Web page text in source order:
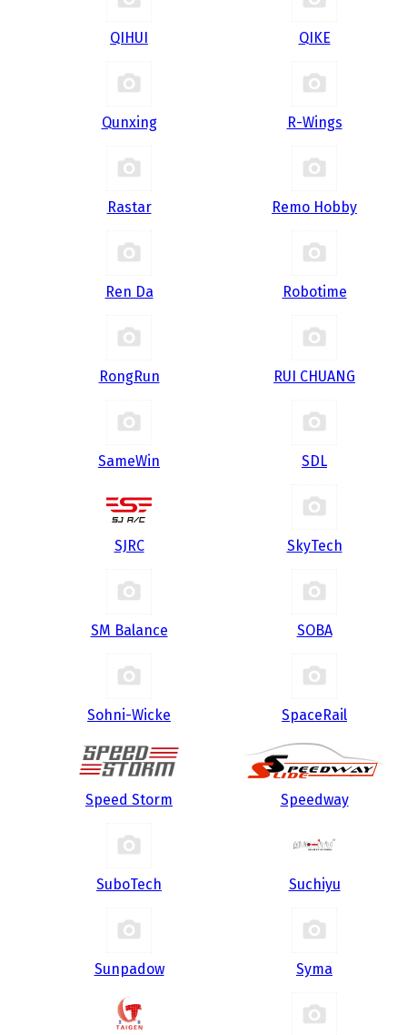
QIHUI QIKE
Qunxing R-Wings
Rastar Remo Hobby
Ren Da Robotime
RongRun RUI CHUANG
SameWin SDL
SJRC SkyTech
SM Balance SOBA
Sohni-Wicke SpaceRail
Speed Storm Speedway
SuboTech Suchiyu
Sunpadow Syma